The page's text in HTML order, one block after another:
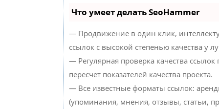
Что умеет делать SeoHammer
— Продвижение в один клик,
ссылок с высокой степенью качества у
— Регулярная проверка качества
пересчет показателей качества проекта.
— Все известные форматы ссылок:
(упоминания, мнения, отзывы, статьи,